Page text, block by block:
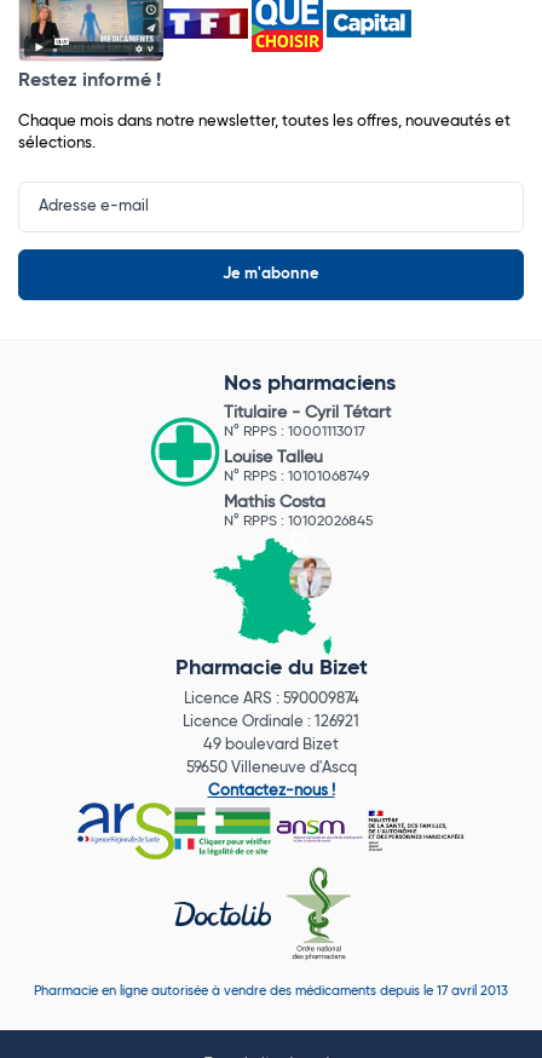
Restez informé !
Chaque mois dans notre newsletter, toutes les offres, nouveautés et
sélections.
Input
Newsletter
Nos pharmaciens
Titulaire - Cyril Tétart
N° RPPS : 10001113017
Louise Talleu
N° RPPS : 10101068749
Mathis Costa
N° RPPS : 10102026845
Pharmacie du Bizet
Licence ARS : 590009874
Licence Ordinale : 126921
49 boulevard Bizet
59650 Villeneuve d'Ascq
Contactez-nous !
Pharmacie en ligne autorisée à vendre des médicaments depuis le 17 avril 2013